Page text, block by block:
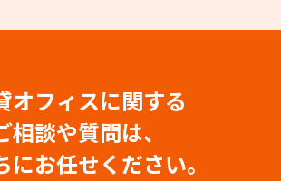
オフィスに関する
相談や質問は、
にお任せください。